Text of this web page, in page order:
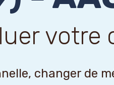
votre
changer de